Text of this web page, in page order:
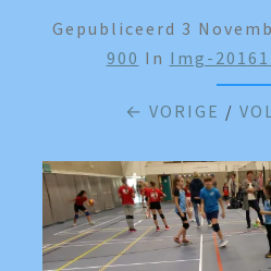
Gepubliceerd 3
900 In Img-
← VORIGE /